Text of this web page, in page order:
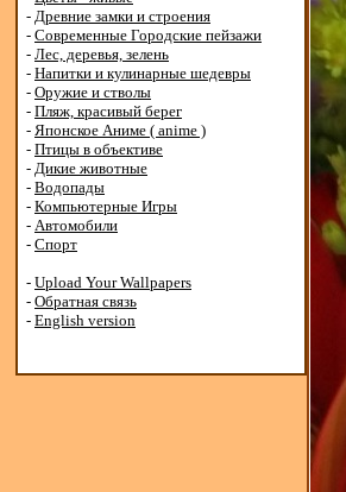
- Древние замки и строения
- Современные Городские пейзажи
- Лес, деревья, зелень
- Напитки и кулинарные шедевры
- Оружие и стволы
- Пляж, красивый берег
- Японское Аниме ( anime )
- Птицы в объективе
- Дикие животные
- Водопады
- Компьютерные Игры
- Автомобили
- Спорт
- Upload Your Wallpapers
- Обратная связь
- English version